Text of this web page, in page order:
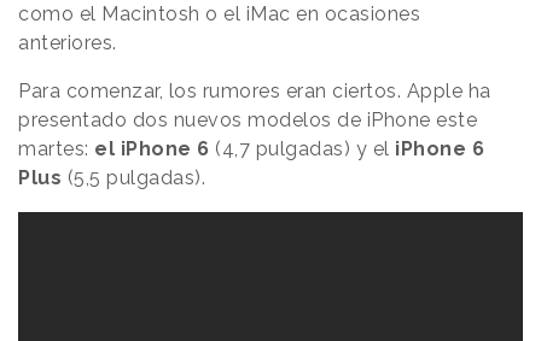
como el Macintosh o el iMac en ocasiones
anteriores.
Para comenzar, los rumores eran ciertos. Apple ha
presentado dos nuevos modelos de iPhone este
martes: el iPhone 6 (4,7 pulgadas) y el iPhone 6
Plus (5,5 pulgadas).